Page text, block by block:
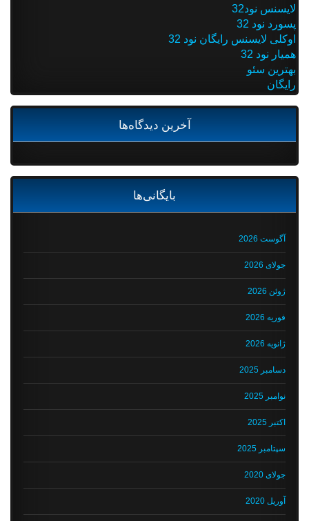
لایسنس نود32
پسورد نود 32
اوکلی لایسنس رایگان نود 32
همیار نود 32
بهترین سئو
رایگان
آخرین دیدگاه‌ها
بایگانی‌ها
آگوست 2026
جولای 2026
ژوئن 2026
فوریه 2026
ژانویه 2026
دسامبر 2025
نوامبر 2025
اکتبر 2025
سپتامبر 2025
جولای 2020
آوریل 2020